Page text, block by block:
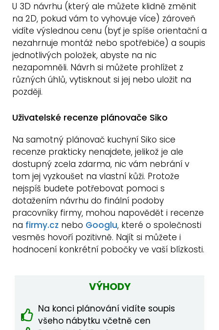
U 3D návrhu (který ale můžete klidně změnit
na 2D, pokud vám to vyhovuje více) zároveň
vidíte výslednou cenu (byť je spíše orientační a
nezahrnuje montáž nebo spotřebiče) a soupis
jednotlivých položek, abyste na nic
nezapomněli. Návrh si můžete prohlížet z
různých úhlů, vytisknout si jej nebo uložit na
později.
Uživatelské recenze plánovače Siko
Na samotný plánovač kuchyní Siko sice
recenze prakticky nenajdete, jelikož je ale
dostupný zcela zdarma, nic vám nebrání v
tom jej vyzkoušet na vlastní kůži. Protože
nejspíš budete potřebovat pomoci s
dotažením návrhu do finální podoby
pracovníky firmy, mohou napovědět i recenze
na firmy.cz nebo Googlu, které o společnosti
vesměs hovoří pozitivně. Najít si můžete i
hodnocení konkrétní pobočky ve vaší blízkosti.
VÝHODY
Na konci plánování vidíte soupis
všeho nábytku včetně cen